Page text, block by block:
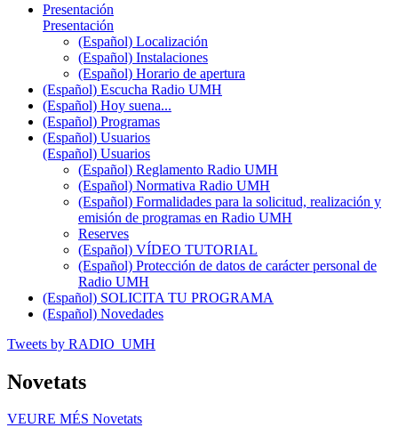
Presentación
Presentación
(Español) Localización
(Español) Instalaciones
(Español) Horario de apertura
(Español) Escucha Radio UMH
(Español) Hoy suena...
(Español) Programas
(Español) Usuarios
(Español) Usuarios
(Español) Reglamento Radio UMH
(Español) Normativa Radio UMH
(Español) Formalidades para la solicitud, realización y
emisión de programas en Radio UMH
Reserves
(Español) VÍDEO TUTORIAL
(Español) Protección de datos de carácter personal de
Radio UMH
(Español) SOLICITA TU PROGRAMA
(Español) Novedades
Tweets by RADIO_UMH
Novetats
VEURE MÉS Novetats